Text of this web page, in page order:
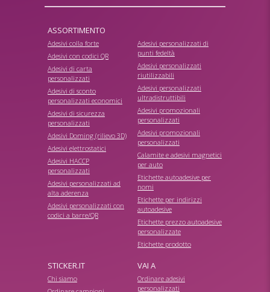
ASSORTIMENTO
Adesivi colla forte
Adesivi con codici QR
Adesivi di carta
personalizzati
Adesivi di sconto
personalizzati economici
Adesivi di sicurezza
personalizzati
Adesivi Doming (rilievo 3D)
Adesivi elettrostatici
Adesivi HACCP
personalizzati
Adesivi personalizzati ad
alta aderenza
Adesivi personalizzati con
codici a barre/QR
Adesivi personalizzati di
punti fedeltà
Adesivi personalizzati
riutilizzabili
Adesivi personalizzati
ultradistruttibili
Adesivi promozionali
personalizzati
Adesivi promozionali
personalizzati
Calamite e adesivi magnetici
per auto
Etichette autoadesive per
nomi
Etichette per indirizzi
autoadesive
Etichette prezzo autoadesive
personalizzate
Etichette prodotto
STICKER.IT
Chi siamo
VAI A
Ordinare adesivi
personalizzati